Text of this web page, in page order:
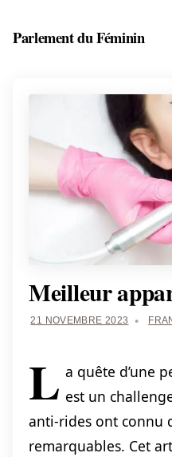
Parlement du Féminin
bien-
entrepreneuriat
féminin
Meilleur
21 NOVEMBRE 2023
L a quête d’une
est un
anti-rides ont connu
remarquables. Cet